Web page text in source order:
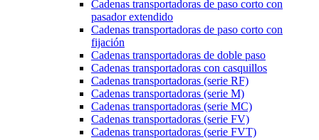
Cadenas transportadoras de paso corto con
pasador extendido
Cadenas transportadoras de paso corto con
fijación
Cadenas transportadoras de doble paso
Cadenas transportadoras con casquillos
Cadenas transportadoras (serie RF)
Cadenas transportadoras (serie M)
Cadenas transportadoras (serie MC)
Cadenas transportadoras (serie FV)
Cadenas transportadoras (serie FVT)